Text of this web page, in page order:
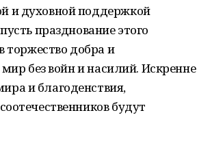
и духовной поддержкой
празднование этого
торжество добра и
без войн и насилий. Искренне
и благоденствия,
будут